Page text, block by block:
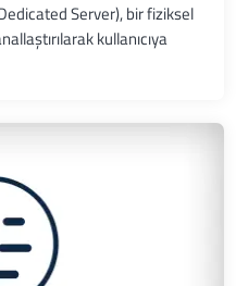
Server), bir fiziksel
kullanıcıya